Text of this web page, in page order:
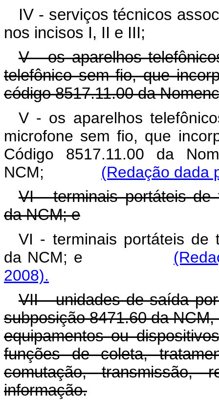
IV - serviços técnicos
nos incisos I, II e III;
V - os aparelhos
telefônico sem fio, que
código 8517.11.00 da
V - os aparelhos
microfone sem fio, que
Código 8517.11.00 da
NCM; (Redação dada
VI - terminais portáteis de
da NCM; e
VI - terminais portáteis de
da NCM; e
2008).
VII - unidades de saída
subposição 8471.60 da
equipamentos ou
funções de coleta,
comutação, transmissão,
informação.